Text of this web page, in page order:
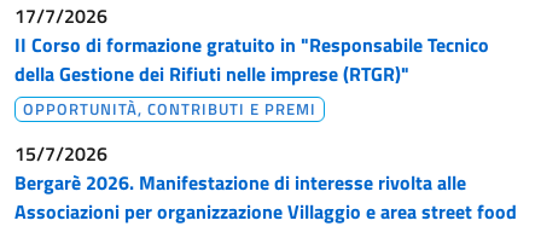
17/7/2026
II Corso di formazione gratuito in "Responsabile Tecnico
della Gestione dei Rifiuti nelle imprese (RTGR)"
OPPORTUNITÀ, CONTRIBUTI E PREMI
15/7/2026
Bergarè 2026. Manifestazione di interesse rivolta alle
Associazioni per organizzazione Villaggio e area street food